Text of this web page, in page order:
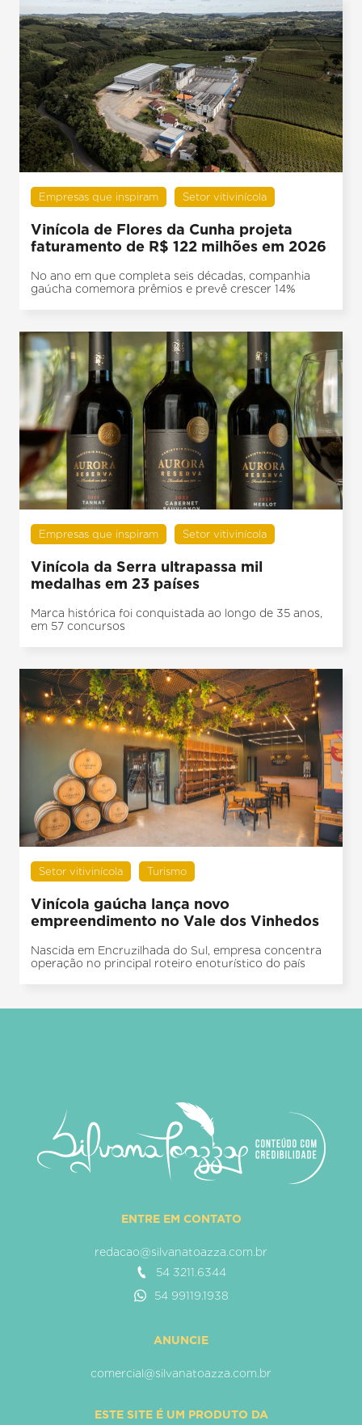
Empresas que inspiram Setor vitivinícola
Vinícola de Flores da Cunha projeta
faturamento de R$ 122 milhões em 2026
No ano em que completa seis décadas, companhia
gaúcha comemora prêmios e prevê crescer 14%
Empresas que inspiram Setor vitivinícola
Vinícola da Serra ultrapassa mil
medalhas em 23 países
Marca histórica foi conquistada ao longo de 35 anos,
em 57 concursos
Setor vitivinícola Turismo
Vinícola gaúcha lança novo
empreendimento no Vale dos Vinhedos
Nascida em Encruzilhada do Sul, empresa concentra
operação no principal roteiro enoturístico do país
ENTRE EM CONTATO
redacao@silvanatoazza.com.br
54 3211.6344
54 99119.1938
ANUNCIE
comercial@silvanatoazza.com.br
ESTE SITE É UM PRODUTO DA